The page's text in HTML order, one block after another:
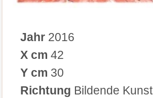
Jahr 2016
X cm 42
Y cm 30
Richtung Bildende Kunst